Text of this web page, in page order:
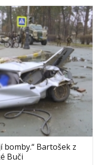
bomby.“ Bartošek z
Buči